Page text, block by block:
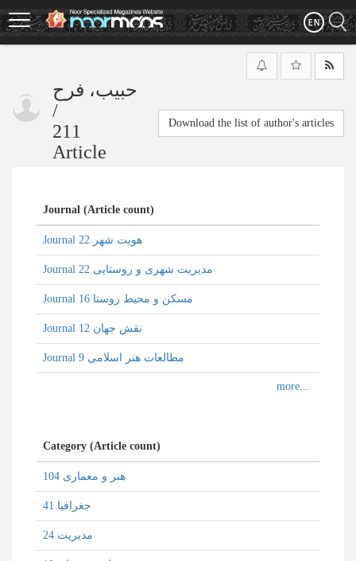
Skip
to
main
حبیب، فرح
/
211
Article
Download the list of author's articles
Journal (Article count)
Journal هویت شهر 22
Journal مدیریت شهری و روستایی 22
Journal مسکن و محیط روستا 16
Journal نقش جهان 12
Journal مطالعات هنر اسلامی 9
Category (Article count)
هنر و معماری 104
جغرافیا 41
مدیریت 24